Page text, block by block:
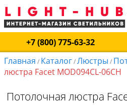
+7 (800) 775-63-32
Главная / Каталог/Люстры /
люстра Facet MOD094CL-06CH
Потолочная люстра